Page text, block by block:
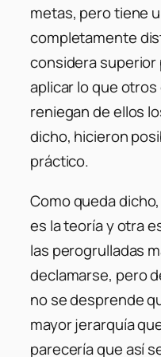
metas, pero tiene
completamente
considera superior
aplicar lo que
reniegan de ellos
dicho, hicieron
práctico.
Como queda
es la teoría y otra
las perogrulladas
declamarse, pero
no se desprende
mayor jerarquía
parecería que así